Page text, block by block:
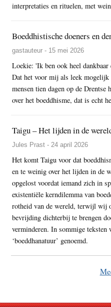
interpretaties en rituelen, met
Boeddhistische doeners en
gastauteur - 15 mei 2026
Loekie: 'Ik ben ook heel
Dat het voor mij als leek mogelijk
mensen tien dagen op de Drentse
over het boeddhisme, dat is echt
Taigu – Het lijden in de
Jules Prast - 24 april 2026
Het komt Taigu voor dat
en te weinig over het lijden in de
opgelost voordat iemand zich in
existentiële kerndilemma van
rotheid van de wereld, terwijl wij
bevrijding dichterbij te brengen
verminderen. In sommige teksten
‘boeddhanatuur’ genoemd.